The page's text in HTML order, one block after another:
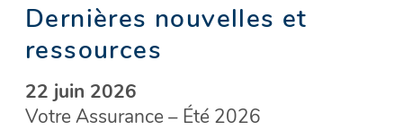
Dernières nouvelles et
ressources
22 juin 2026
Votre Assurance – Été 2026